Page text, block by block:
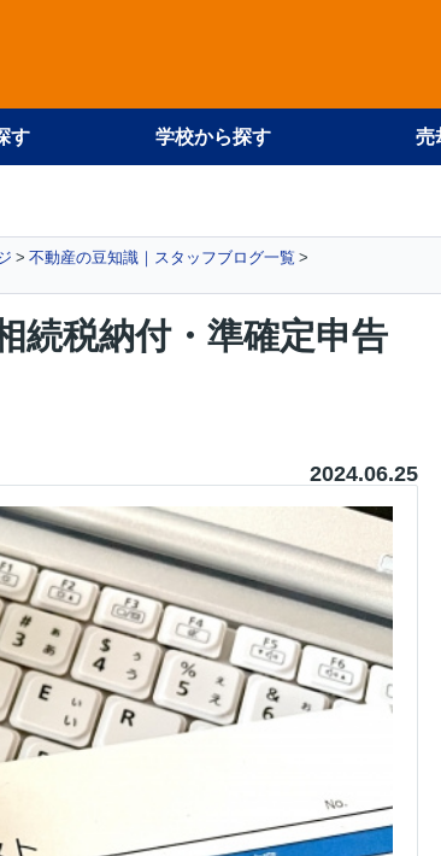
す 学校から探す 売
不動産の豆知識｜スタッフブログ一覧
続税納付・準確定申告
2024.06.25